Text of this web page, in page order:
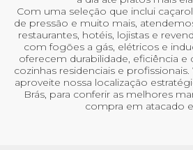
Com uma seleção que inclui
de pressão e muito mais,
restaurantes, hotéis, lojistas e
com fogões a gás, elétricos e
oferecem durabilidade, eficiência e
cozinhas residenciais e
aproveite nossa localização
Brás, para conferir as melhores
compra em atacado